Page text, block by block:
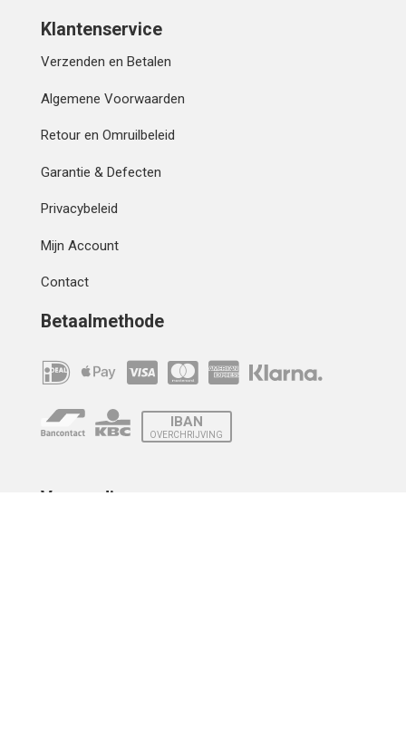
Klantenservice
Verzenden en Betalen
Algemene Voorwaarden
Retour en Omruilbeleid
Garantie & Defecten
Privacybeleid
Mijn Account
Contact
Betaalmethode
IBAN
OVERCHRIJVING
Verzending